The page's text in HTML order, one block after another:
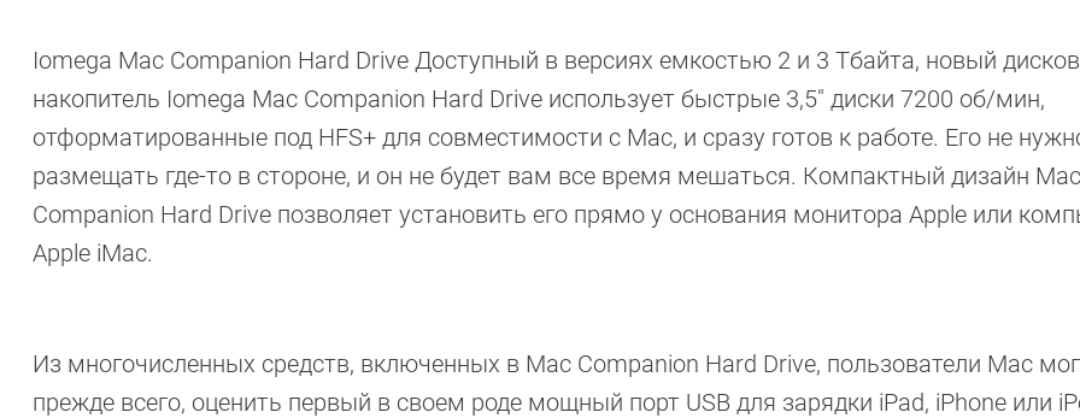
Iomega Mac Companion Hard Drive Доступный в версиях емкостью 2 и 3 Тбайта, новый
накопитель Iomega Mac Companion Hard Drive использует быстрые 3,5″ диски 7200 об/мин,
отформатированные под HFS+ для совместимости с Mac, и сразу готов к работе. Его не
размещать где-то в стороне, и он не будет вам все время мешаться. Компактный дизайн Mac
Companion Hard Drive позволяет установить его прямо у основания монитора Apple или
Apple iMac.
Из многочисленных средств, включенных в Mac Companion Hard Drive, пользователи Mac
прежде всего, оценить первый в своем роде мощный порт USB для зарядки iPad, iPhone или